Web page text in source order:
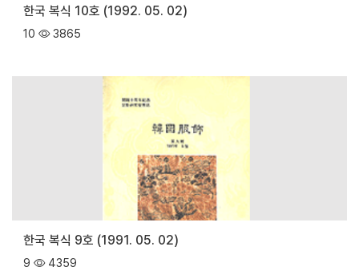
한국 복식 10호 (1992. 05. 02)
10 3865
한국 복식 9호 (1991. 05. 02)
9 4359